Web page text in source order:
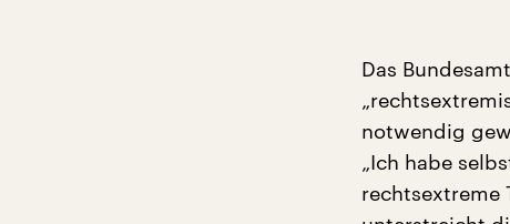
Das
notwendig
„Ich habe
rechtsextreme